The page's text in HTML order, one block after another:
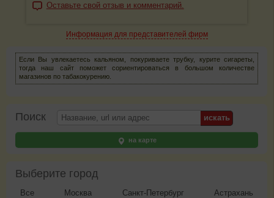
Оставьте свой отзыв и комментарий.
Информация для представителей фирм
Если Вы увлекаетесь кальяном, покуриваете трубку, курите сигареты,
тогда наш сайт поможет сориентироваться в большом количестве
магазинов по табакокурению.
Поиск
на карте
Выберите город
Все Москва Санкт-Петербург
Астрахань